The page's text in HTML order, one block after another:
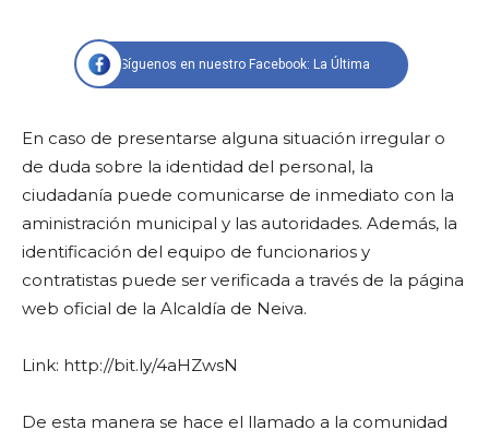
Síguenos en nuestro Facebook: La Última
En caso de presentarse alguna situación irregular o
de duda sobre la identidad del personal, la
ciudadanía puede comunicarse de inmediato con la
aministración municipal y las autoridades. Además, la
identificación del equipo de funcionarios y
contratistas puede ser verificada a través de la página
web oficial de la Alcaldía de Neiva.
Link: http://bit.ly/4aHZwsN
De esta manera se hace el llamado a la comunidad